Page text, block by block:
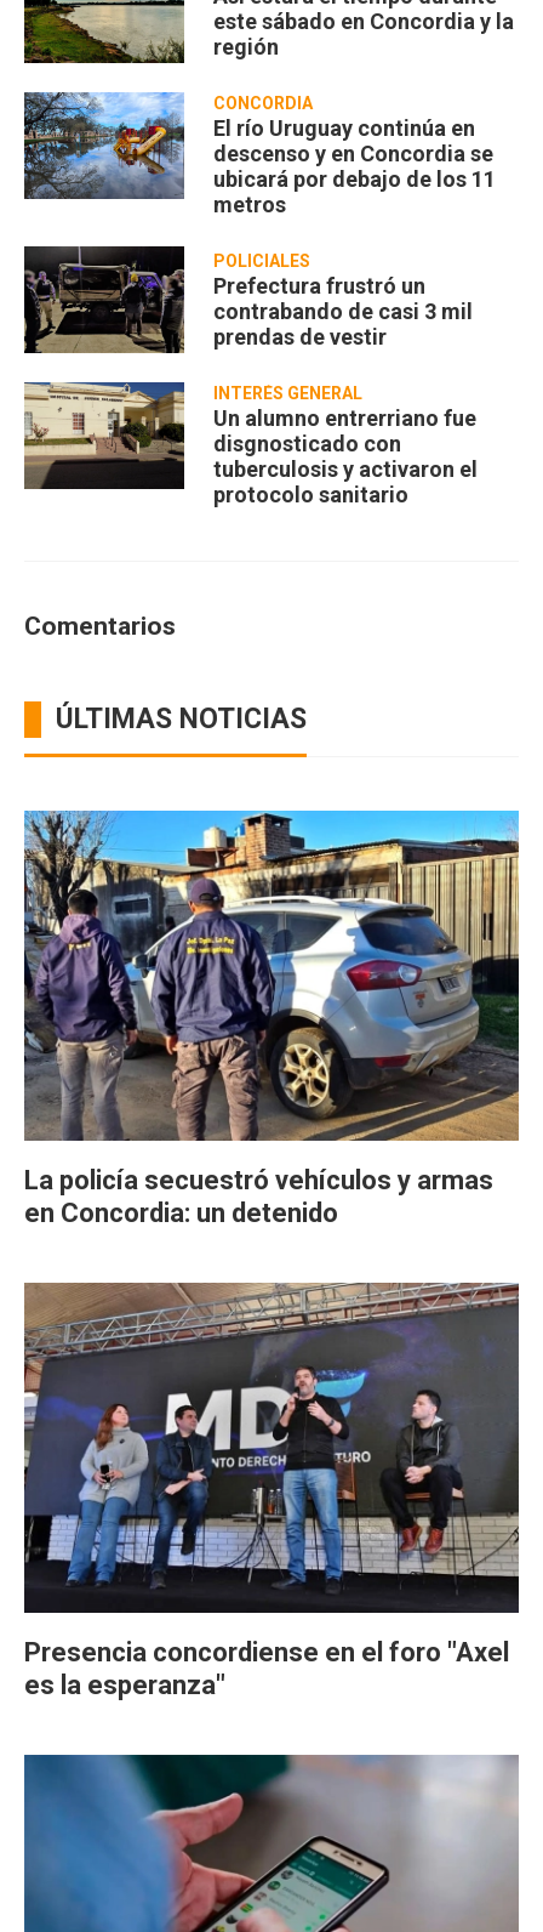
este sábado en Concordia y la
región
CONCORDIA
El río Uruguay continúa en
descenso y en Concordia se
ubicará por debajo de los 11
metros
POLICIALES
Prefectura frustró un
contrabando de casi 3 mil
prendas de vestir
INTERÉS GENERAL
Un alumno entrerriano fue
disgnosticado con
tuberculosis y activaron el
protocolo sanitario
Comentarios
ÚLTIMAS NOTICIAS
La policía secuestró vehículos y armas
en Concordia: un detenido
Presencia concordiense en el foro "Axel
es la esperanza"